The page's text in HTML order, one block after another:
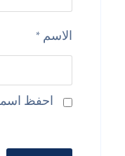
الاسم *
احفظ